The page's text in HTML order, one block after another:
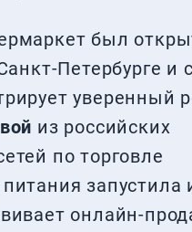
был
Петербурге и
уверенный
из российских
по торговле
запустила
онлайн-